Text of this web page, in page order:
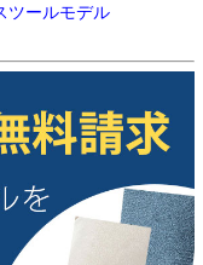
ツールモデル